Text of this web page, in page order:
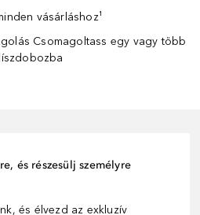
vásárláshoz¹
Csomagoltass egy vagy több
és részesülj személyre
és élvezd az exkluzív